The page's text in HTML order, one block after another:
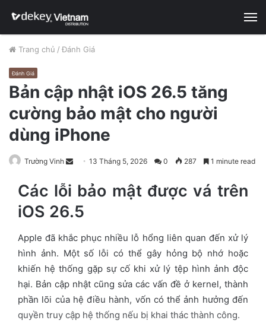
Trang chủ / Đánh Giá
Đánh Giá
Bản cập nhật iOS 26.5 tăng
cường bảo mật cho người
dùng iPhone
Trường Vinh
d
a
m
i
l
13 Tháng 5, 2026 0 287 1 minute read
Các lỗi bảo mật được vá trên
iOS 26.5
Apple đã khắc phục nhiều lỗ hổng liên quan đến xử lý
hình ảnh. Một số lỗi có thể gây hỏng bộ nhớ hoặc
khiến hệ thống gặp sự cố khi xử lý tệp hình ảnh độc
hại. Bản cập nhật cũng sửa các vấn đề ở kernel, thành
phần lõi của hệ điều hành, vốn có thể ảnh hưởng đến
quyền truy cập hệ thống nếu bị khai thác thành công.